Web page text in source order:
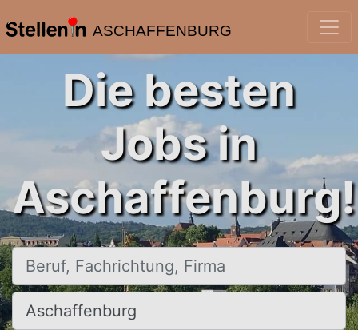
ASCHAFFENBURG
Die besten
Jobs in
Aschaffenburg!
Beruf, Fachrichtung, Firma
Ort, Stadt